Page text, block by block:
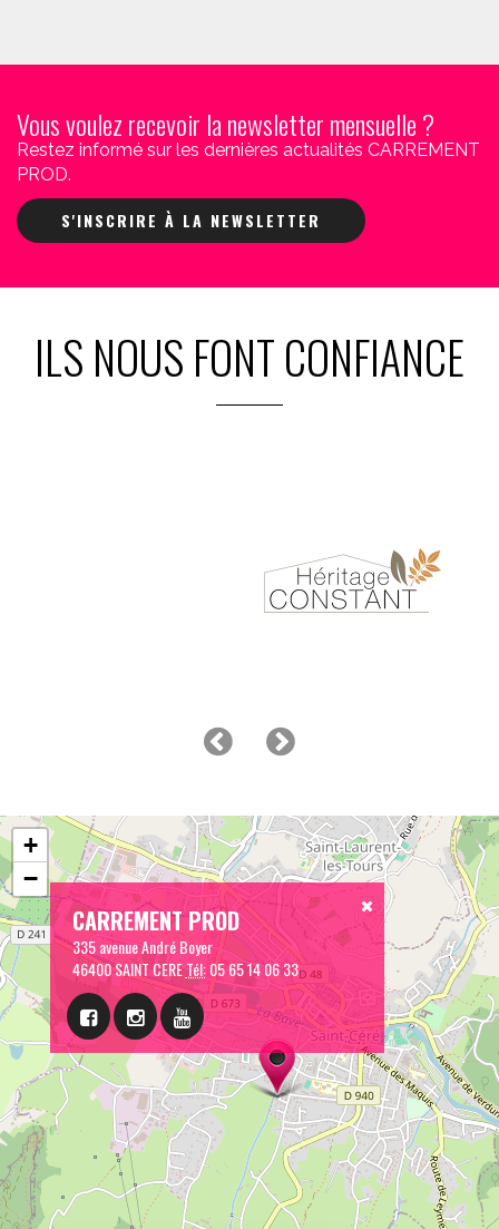
Vous voulez recevoir la newsletter mensuelle ?
Restez informé sur les dernières actualités CARREMENT
PROD.
S'INSCRIRE À LA NEWSLETTER
ILS NOUS FONT CONFIANCE
CARREMENT PROD
335 avenue André Boyer
46400 SAINT CERETél:05 65 14 06 33
−
Leaflet | © OpenStreetMap